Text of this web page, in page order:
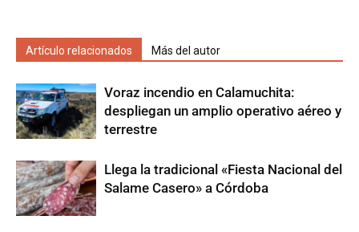
Artículo relacionados Más del autor
Voraz incendio en Calamuchita:
despliegan un amplio operativo aéreo y
terrestre
Llega la tradicional «Fiesta Nacional del
Salame Casero» a Córdoba